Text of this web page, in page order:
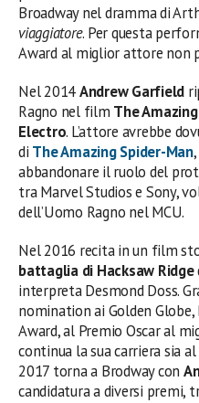
Broadway nel dramma di
viaggiatore. Per questa
Award al miglior attore non
Nel 2014Andrew Garfield
Ragno nel film The
Electro. L’attore avrebbe
di The Amazing Spider-Man
abbandonare il ruolo del
tra Marvel Studios e Sony,
dell’Uomo Ragno nel MCU.
Nel 2016 recita in un film
battaglia di Hacksaw Ridge
interpreta Desmond Doss.
nomination ai Golden Globe,
Award, al Premio Oscar al
continua la sua carriera sia
2017 torna a Brodway con
candidatura a diversi premi,